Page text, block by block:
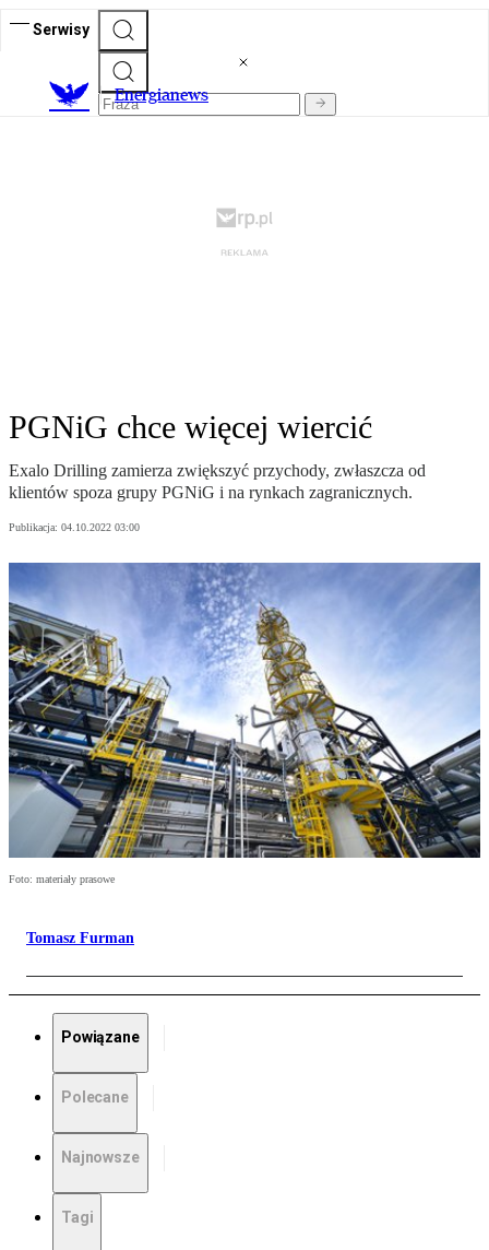
Serwisy
Energianews
PGNiG chce więcej wiercić
Exalo Drilling zamierza zwiększyć przychody, zwłaszcza od
klientów spoza grupy PGNiG i na rynkach zagranicznych.
Publikacja: 04.10.2022 03:00
Foto: materiały prasowe
Tomasz Furman
Powiązane
Polecane
Najnowsze
Tagi